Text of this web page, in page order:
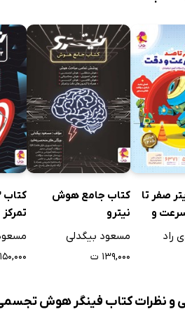
صفر تا
و
راد
کتاب جامع هوش
نیترو
مسعود بیگدلی
۱۳۹,۰۰۰ ت
تمرکز
۱۵۰,۰۰۰ ت
و نظرات کتاب فینگر هوش